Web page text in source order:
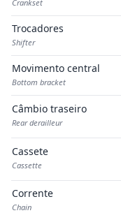
Crankset
Trocadores
Shifter
Movimento central
Bottom bracket
Câmbio traseiro
Rear derailleur
Cassete
Cassette
Corrente
Chain